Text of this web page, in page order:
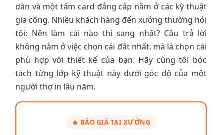
dân và một tấm card đẳng cấp nằm ở các kỹ thuật
gia công. Nhiều khách hàng đến xưởng thường hỏi
tôi: Nên làm cái nào thì sang nhất? Câu trả lời
không nằm ở việc chọn cái đắt nhất, mà là chọn cái
phù hợp với thiết kế của bạn. Hãy cùng tôi bóc
tách từng lớp kỹ thuật này dưới góc độ của một
người thợ in lâu năm.
🔥 BÁO GIÁ TẠI XƯỞNG